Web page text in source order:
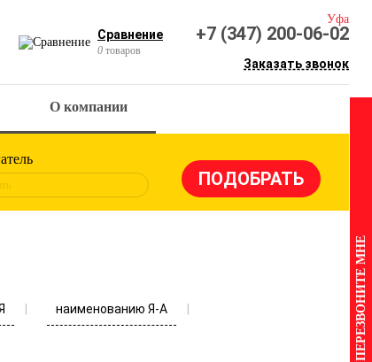
Сравнение
0 товаров
Уфа
+7 (347) 200-06-02
Заказать звонок
О компании
наименованию Я-А ПЕРЕЗВОНИТЕ МНЕ